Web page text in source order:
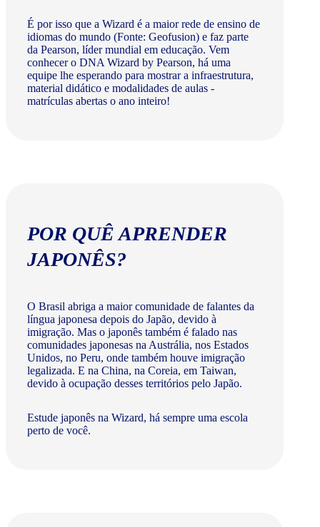
É por isso que a Wizard é a maior rede de ensino de
idiomas do mundo (Fonte: Geofusion) e faz parte
da Pearson, líder mundial em educação. Vem
conhecer o DNA Wizard by Pearson, há uma
equipe lhe esperando para mostrar a infraestrutura,
material didático e modalidades de aulas -
matrículas abertas o ano inteiro!
POR QUÊ APRENDER
JAPONÊS?
O Brasil abriga a maior comunidade de falantes da
língua japonesa depois do Japão, devido à
imigração. Mas o japonês também é falado nas
comunidades japonesas na Austrália, nos Estados
Unidos, no Peru, onde também houve imigração
legalizada. E na China, na Coreia, em Taiwan,
devido à ocupação desses territórios pelo Japão.
Estude japonês na Wizard, há sempre uma escola
perto de você.